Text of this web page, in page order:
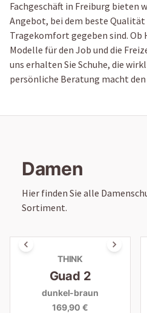
Fachgeschäft in Freiburg bieten
Angebot, bei dem beste Qualität
Tragekomfort gegeben sind. Ob
Modelle für den Job und die
uns erhalten Sie Schuhe, die
persönliche Beratung macht
Damen
Hier finden Sie alle
Sortiment.
THINK
Guad 2
dunkel-braun
169,90 €